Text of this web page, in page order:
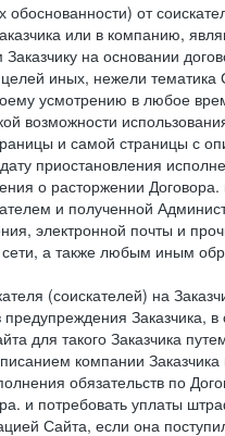
от
или в компанию,
на основании
иных, нежели
усмотрению в любое
возможности
и самой страницы с
приостановления
о расторжении
и полученной
электронной почты и
а также любым иным
(соискателей) на
Заказчика, в
для такого Заказчика
компании
обязательств по
и потребовать уплаты
Сайта, если она